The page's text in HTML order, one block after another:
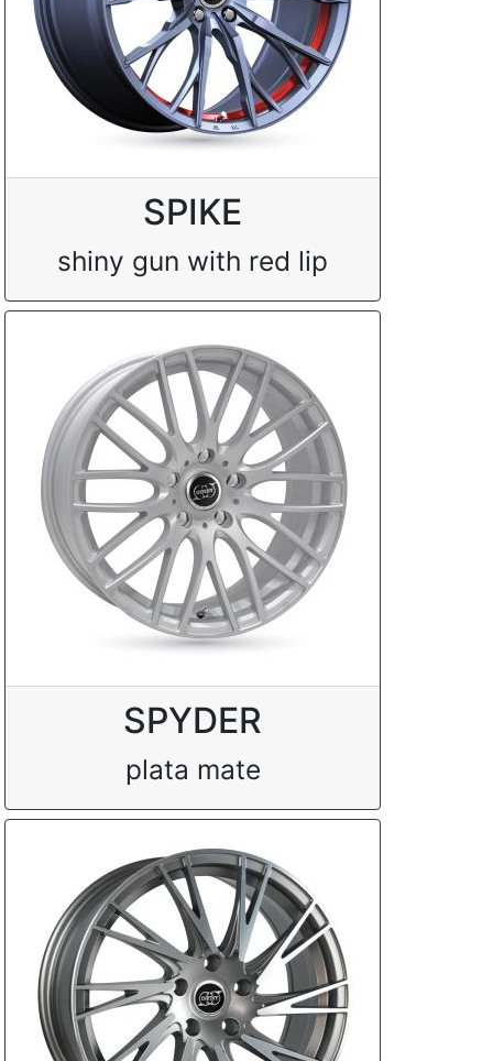
SPIKE
shiny gun with red lip
SPYDER
plata mate